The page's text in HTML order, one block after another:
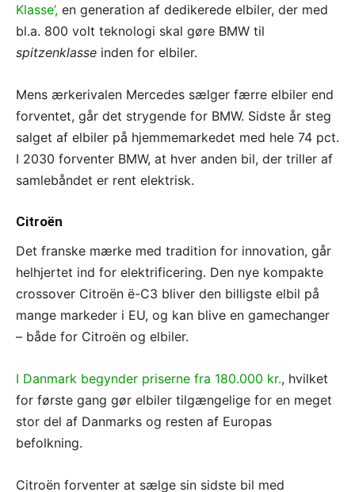
Klasse’, en generation af dedikerede elbiler, der med
bl.a. 800 volt teknologi skal gøre BMW til
spitzenklasse inden for elbiler.
Mens ærkerivalen Mercedes sælger færre elbiler end
forventet, går det strygende for BMW. Sidste år steg
salget af elbiler på hjemmemarkedet med hele 74 pct.
I 2030 forventer BMW, at hver anden bil, der triller af
samlebåndet er rent elektrisk.
Citroën
Det franske mærke med tradition for innovation, går
helhjertet ind for elektrificering. Den nye kompakte
crossover Citroën ë-C3 bliver den billigste elbil på
mange markeder i EU, og kan blive en gamechanger
– både for Citroën og elbiler.
I Danmark begynder priserne fra 180.000 kr., hvilket
for første gang gør elbiler tilgængelige for en meget
stor del af Danmarks og resten af Europas
befolkning.
Citroën forventer at sælge sin sidste bil med